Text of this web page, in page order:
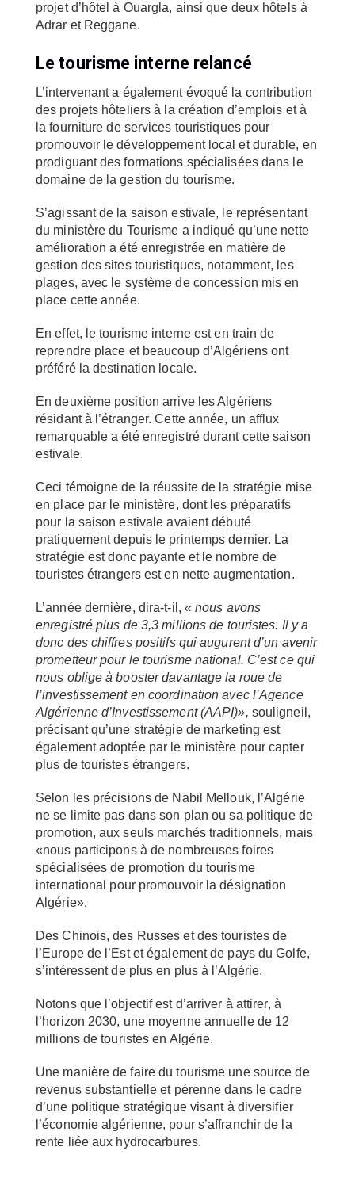
projet d’hôtel à Ouargla, ainsi que deux hôtels à
Adrar et Reggane.
Le tourisme interne relancé
L’intervenant a également évoqué la contribution
des projets hôteliers à la création d’emplois et à
la fourniture de services touristiques pour
promouvoir le développement local et durable, en
prodiguant des formations spécialisées dans le
domaine de la gestion du tourisme.
S’agissant de la saison estivale, le représentant
du ministère du Tourisme a indiqué qu’une nette
amélioration a été enregistrée en matière de
gestion des sites touristiques, notamment, les
plages, avec le système de concession mis en
place cette année.
En effet, le tourisme interne est en train de
reprendre place et beaucoup d’Algériens ont
préféré la destination locale.
En deuxième position arrive les Algériens
résidant à l’étranger. Cette année, un afflux
remarquable a été enregistré durant cette saison
estivale.
Ceci témoigne de la réussite de la stratégie mise
en place par le ministère, dont les préparatifs
pour la saison estivale avaient débuté
pratiquement depuis le printemps dernier. La
stratégie est donc payante et le nombre de
touristes étrangers est en nette augmentation.
L’année dernière, dira-t-il, « nous avons
enregistré plus de 3,3 millions de touristes. Il y a
donc des chiffres positifs qui augurent d’un avenir
prometteur pour le tourisme national. C’est ce qui
nous oblige à booster davantage la roue de
l’investissement en coordination avec l’Agence
Algérienne d’Investissement (AAPI)», souligneil,
précisant qu’une stratégie de marketing est
également adoptée par le ministère pour capter
plus de touristes étrangers.
Selon les précisions de Nabil Mellouk, l’Algérie
ne se limite pas dans son plan ou sa politique de
promotion, aux seuls marchés traditionnels, mais
«nous participons à de nombreuses foires
spécialisées de promotion du tourisme
international pour promouvoir la désignation
Algérie».
Des Chinois, des Russes et des touristes de
l’Europe de l’Est et également de pays du Golfe,
s’intéressent de plus en plus à l’Algérie.
Notons que l’objectif est d’arriver à attirer, à
l’horizon 2030, une moyenne annuelle de 12
millions de touristes en Algérie.
Une manière de faire du tourisme une source de
revenus substantielle et pérenne dans le cadre
d’une politique stratégique visant à diversifier
l’économie algérienne, pour s’affranchir de la
rente liée aux hydrocarbures.